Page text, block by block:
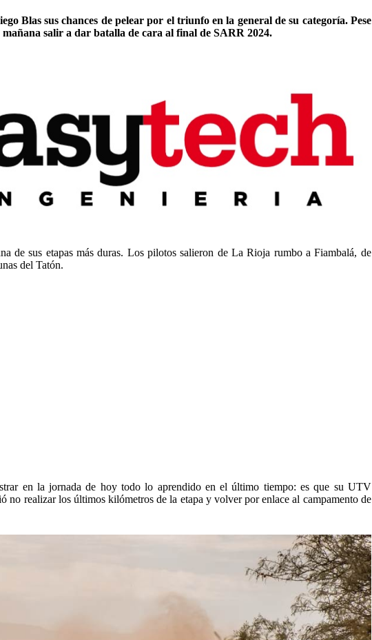
Blas sus chances de pelear por el triunfo en la general de su categoría. Pese
salir a dar batalla de cara al final de SARR 2024.
de sus etapas más duras. Los pilotos salieron de La Rioja rumbo a Fiambalá, de
del Tatón.
en la jornada de hoy todo lo aprendido en el último tiempo: es que su UTV
no realizar los últimos kilómetros de la etapa y volver por enlace al campamento de